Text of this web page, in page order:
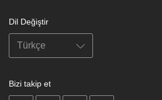
Dil Değiştir
Bizi takip et